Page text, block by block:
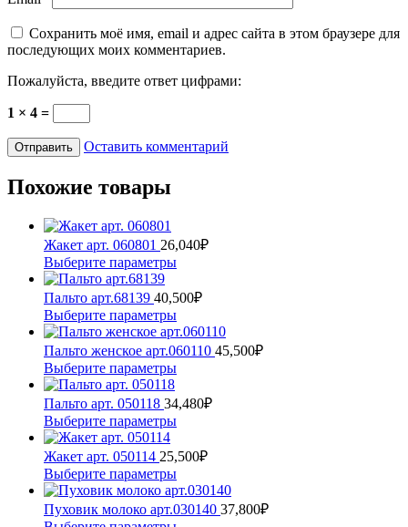
Сохранить моё имя, email и адрес сайта в этом браузере для
последующих моих комментариев.
Пожалуйста, введите ответ цифрами:
1 × 4 =
Оставить комментарий
Похожие товары
Жакет арт. 060801 26,040₽
Выберите параметрыЭтот
имеет
несколько
вариаций.
Опции
можно
выбрать
странице
товара.
Пальто арт.68139 40,500₽
Выберите параметрыЭтот
товар
имеет
несколько
вариаций.
Опции
можно
выбрать
странице
товара.
Пальто женское арт.060110 45,500₽
Выберите параметрыЭтот
имеет
несколько
вариаций.
Опции
можно
выбрать
на
странице
Пальто арт. 050118 34,480₽
Выберите параметрыЭтот
имеет
несколько
вариаций.
Опции
можно
Жакет арт. 050114 25,500₽
Выберите параметрыЭтот
товар
имеет
несколько
Пуховик молоко арт.030140 37,800₽